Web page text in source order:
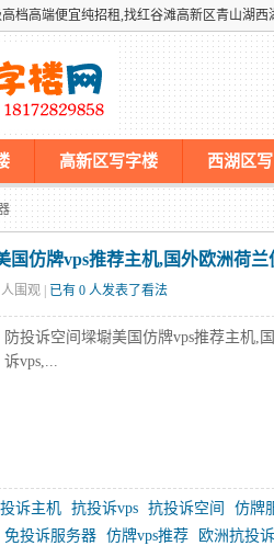
档高端便宜纯招租,找红谷滩高新区青山湖
高新区写字楼 西湖区
间主机仿牌服务器,国外欧洲荷兰
国仿牌vps推荐主机,国外欧洲荷
人围观 | 已有 0 人发表了看法
防投诉空间墚墛美国仿牌vps推荐主机,
诉vps,...
诉主机 抗投诉vps 抗投诉空间
仿牌
免投诉服务器 仿牌vps推荐
欧洲抗投